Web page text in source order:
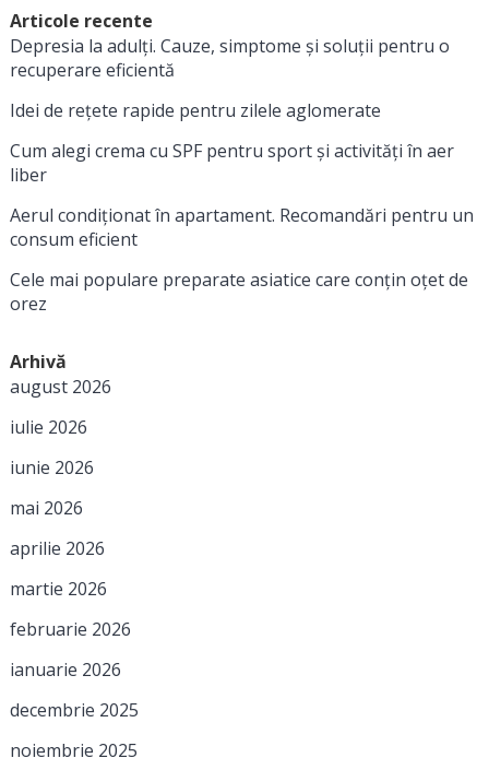
Articole recente
Depresia la adulți. Cauze, simptome și soluții pentru o
recuperare eficientă
Idei de rețete rapide pentru zilele aglomerate
Cum alegi crema cu SPF pentru sport și activități în aer
liber
Aerul condiționat în apartament. Recomandări pentru un
consum eficient
Cele mai populare preparate asiatice care conțin oțet de
orez
Arhivă
august 2026
iulie 2026
iunie 2026
mai 2026
aprilie 2026
martie 2026
februarie 2026
ianuarie 2026
decembrie 2025
noiembrie 2025